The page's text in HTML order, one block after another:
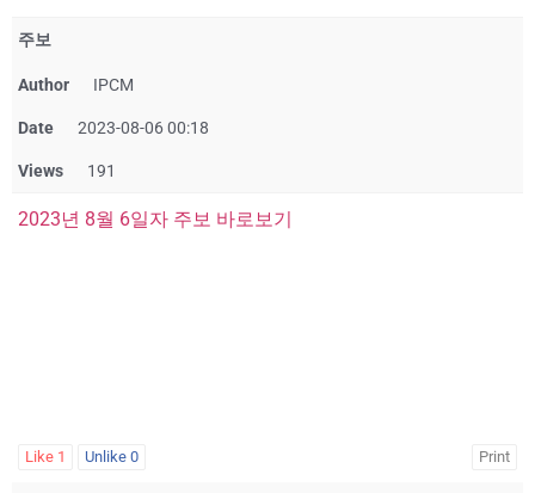
주보
Author IPCM
Date 2023-08-06 00:18
Views 191
2023년 8월 6일자 주보 바로보기
Like 1 Unlike 0 Print